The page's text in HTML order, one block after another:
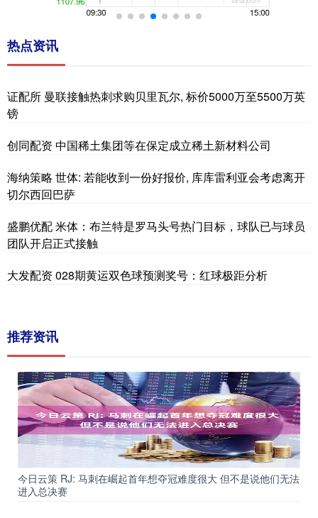
热点资讯
证配所 曼联接触热刺求购贝里瓦尔, 标价5000万至5500万英
镑
创同配资 中国稀土集团等在保定成立稀土新材料公司
海纳策略 世体: 若能收到一份好报价, 库库雷利亚会考虑离开
切尔西回巴萨
盛鹏优配 米体：布兰特是罗马头号热门目标，球队已与球员
团队开启正式接触
大发配资 028期黄运双色球预测奖号：红球极距分析
推荐资讯
今日云策 RJ: 马刺在崛起首年想夺冠难度很大 但不是说他们无法
进入总决赛